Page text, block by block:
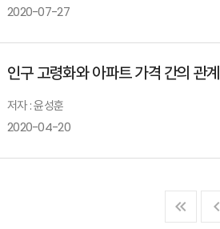
2020-07-27
인구 고령화와 아파트 가격 간의 관계
저자 : 윤성훈
2020-04-20